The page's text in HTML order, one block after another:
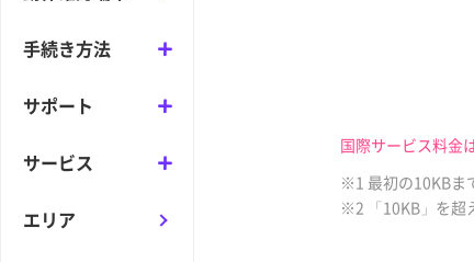
手続き方法
サポート
サービス
エリア
国際サービス料金
※1 最初の10KBま
※2 「10KB」を超